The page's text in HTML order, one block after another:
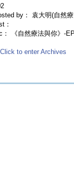
by： 袁大明(自然
：
： 《自然療法與你》-
to enter Archives